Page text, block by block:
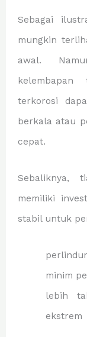
Sebagai
mungkin
awal.
terkorosi
berkala atau
cepat.
Sebaliknya,
memiliki
stabil untuk
minim
lebih
ekstrem